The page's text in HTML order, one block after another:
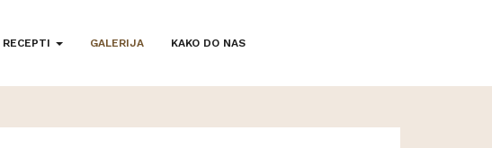
RECEPTI GALERIJA KAKO DO NAS